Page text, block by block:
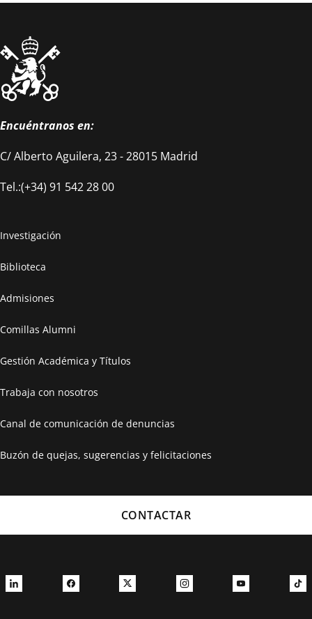
Encuéntranos en:
C/ Alberto Aguilera, 23 - 28015 Madrid
Tel.:(+34) 91 542 28 00
Investigación
Biblioteca
Admisiones
Comillas Alumni
Gestión Académica y Títulos
Trabaja con nosotros
Canal de comunicación de denuncias
Buzón de quejas, sugerencias y felicitaciones
CONTACTAR